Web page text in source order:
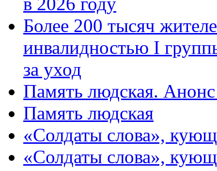
Более 200 тысяч
инвалидностью I
за уход
Память людская.
Память людская
«Солдаты слова»,
«Солдаты слова»,